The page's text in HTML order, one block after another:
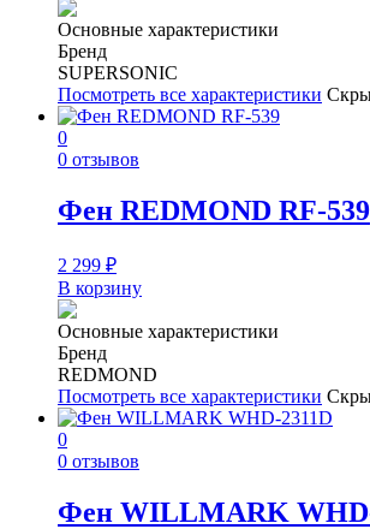
Основные характеристики
Бренд
SUPERSONIC
Посмотреть все характеристики
0
0 отзывов
Фен REDMOND RF-539
2 299 ₽
В корзину
Основные характеристики
Бренд
REDMOND
Посмотреть все характеристики
0
0 отзывов
Фен WILLMARK